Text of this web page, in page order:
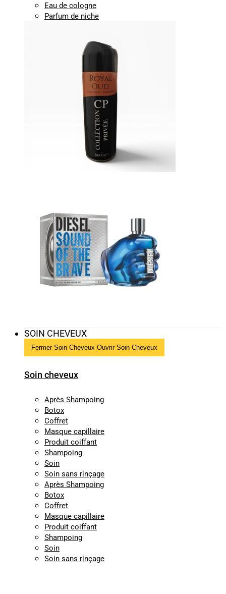
Eau de cologne
Parfum de niche
SOIN CHEVEUX
Fermer Soin Cheveux Ouvrir Soin Cheveux
Soin cheveux
Après Shampoing
Botox
Coffret
Masque capillaire
Produit coiffant
Shampoing
Soin
Soin sans rinçage
Après Shampoing
Botox
Coffret
Masque capillaire
Produit coiffant
Shampoing
Soin
Soin sans rinçage